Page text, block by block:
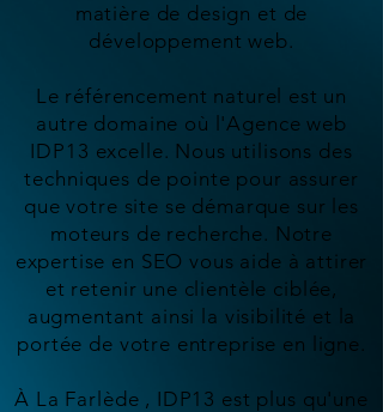
matière de design et de
développement web.
Le référencement naturel est un
autre domaine où l'Agence web
IDP13 excelle. Nous utilisons des
techniques de pointe pour assurer
que votre site se démarque sur les
moteurs de recherche. Notre
expertise en SEO vous aide à attirer
et retenir une clientèle ciblée,
augmentant ainsi la visibilité et la
portée de votre entreprise en ligne.
À La Farlède , IDP13 est plus qu'une